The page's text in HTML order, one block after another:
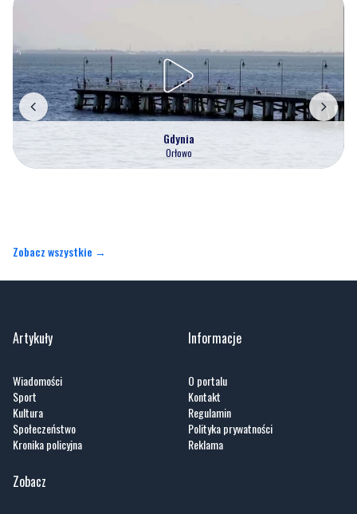
Gdynia
Orłowo
Zobacz wszystkie →
Artykuły
Wiadomości
Sport
Kultura
Społeczeństwo
Kronika policyjna
Informacje
O portalu
Kontakt
Regulamin
Polityka prywatności
Reklama
Zobacz